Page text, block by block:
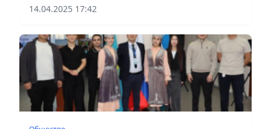
14.04.2025 17:42